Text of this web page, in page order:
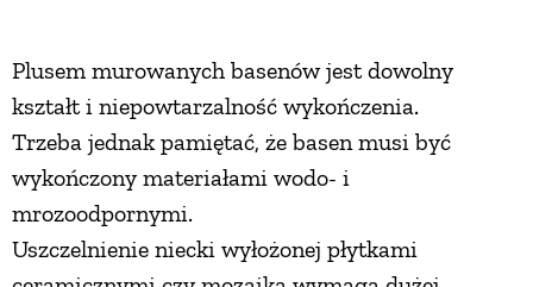
Plusem murowanych basenów jest dowolny
kształt i niepowtarzalność wykończenia.
Trzeba jednak pamiętać, że basen musi być
wykończony materiałami wodo- i
mrozoodpornymi.
Uszczelnienie niecki wyłożonej płytkami